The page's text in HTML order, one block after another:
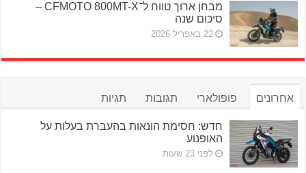
מבחן ארוך טווח ל־CFMOTO 800MT-X –
סיכום שנה
22 באפריל 2026
אחרונים פופולארי תגובות תגיות
חדש: חסימת הונאות בהעברת בעלות על
האופנוע
לפני 23 שעות